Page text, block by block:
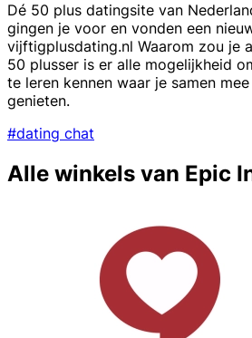
Dé 50 plus datingsite van
gingen je voor en vonden een
vijftigplusdating.nl Waarom zou je
50 plusser is er alle mogelijkheid
te leren kennen waar je samen
genieten.
#dating chat
Alle winkels van Epic